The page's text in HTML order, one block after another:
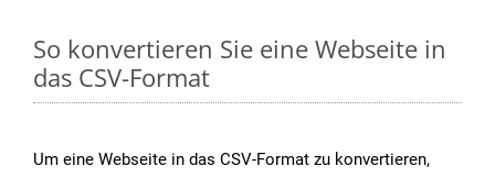
So konvertieren Sie eine Webseite in
das CSV-Format
Um eine Webseite in das CSV-Format zu konvertieren,